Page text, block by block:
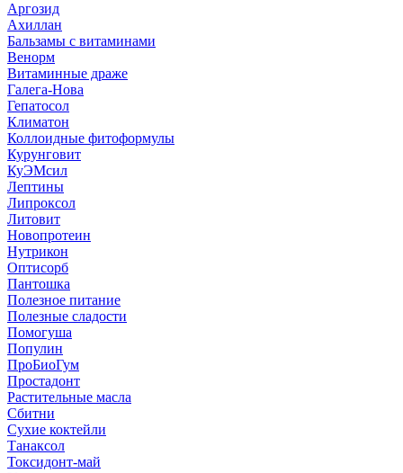
Аргозид
Ахиллан
Бальзамы с витаминами
Венорм
Витаминные драже
Галега-Нова
Гепатосол
Климатон
Коллоидные фитоформулы
Курунговит
КуЭМсил
Лептины
Липроксол
Литовит
Новопротеин
Нутрикон
Оптисорб
Пантошка
Полезное питание
Полезные сладости
Помогуша
Популин
ПроБиоГум
Простадонт
Растительные масла
Сбитни
Сухие коктейли
Танаксол
Токсидонт-май